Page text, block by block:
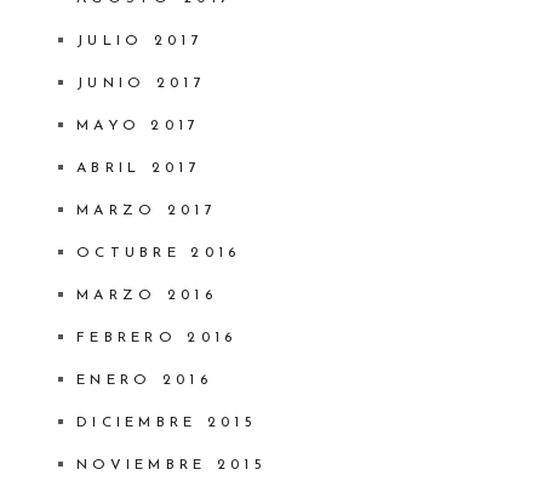
JULIO 2017
JUNIO 2017
MAYO 2017
ABRIL 2017
MARZO 2017
OCTUBRE 2016
MARZO 2016
FEBRERO 2016
ENERO 2016
DICIEMBRE 2015
NOVIEMBRE 2015